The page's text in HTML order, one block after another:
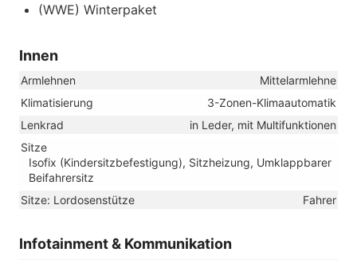
(WWE) Winterpaket
Innen
Armlehnen
Mittelarmlehne
Klimatisierung
3-Zonen-Klimaautomatik
Lenkrad
in Leder, mit Multifunktionen
Sitze
Isofix (Kindersitzbefestigung), Sitzheizung, Umklappbarer
Beifahrersitz
Sitze: Lordosenstütze
Fahrer
Infotainment & Kommunikation